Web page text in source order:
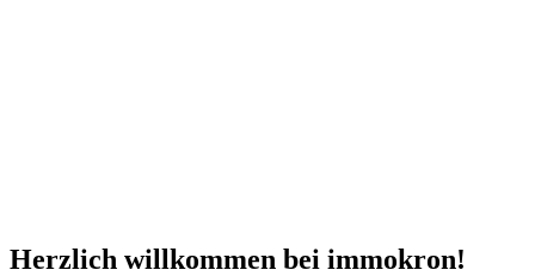
Herzlich willkommen bei immokron!